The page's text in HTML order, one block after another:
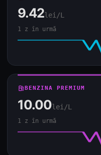
9.42lei/L
1 z în urmă
local_gas_stationBENZINA PREMIUM
10.00lei/L
1 z în urmă